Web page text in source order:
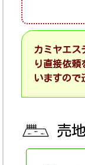
カミヤエス
り直接依頼
いますので
売地